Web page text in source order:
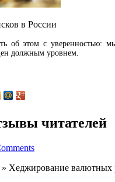
в России
об этом с уверенностью:
должным уровнем.
читателей
» Хеджирование валютных